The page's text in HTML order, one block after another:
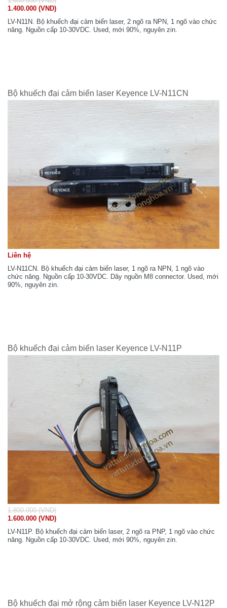
1.400.000 (VND)
LV-N11N. Bộ khuếch đại cảm biến laser, 2 ngõ ra NPN, 1 ngõ vào chức
năng. Nguồn cấp 10-30VDC. Used, mới 90%, nguyên zin.
Bộ khuếch đại cảm biến laser Keyence LV-N11CN
Liên hệ
LV-N11CN. Bộ khuếch đại cảm biến laser, 1 ngõ ra NPN, 1 ngõ vào
chức năng. Nguồn cấp 10-30VDC. Dây nguồn M8 connector. Used, mới
90%, nguyên zin.
Bộ khuếch đại cảm biến laser Keyence LV-N11P
1.800.000 (VND)
1.600.000 (VND)
LV-N11P. Bộ khuếch đại cảm biến laser, 2 ngõ ra PNP, 1 ngõ vào chức
năng. Nguồn cấp 10-30VDC. Used, mới 90%, nguyên zin.
Bộ khuếch đại mở rộng cảm biến laser Keyence LV-N12P